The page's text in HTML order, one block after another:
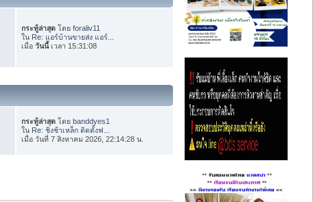
กระทู้ล่าสุด โดยforaliv11
ใน Re: แอร์บ้านขายส่ง แอร์...
เมื่อวันนี้เวลา 15:31:08
กระทู้ล่าสุด โดยbanddyes1
ใน Re: ชิงช้าเหล็ก ติดตั้งฟ...
เมื่อ วันที่ 7 สิงหาคม 2026, 22:14:28 น.